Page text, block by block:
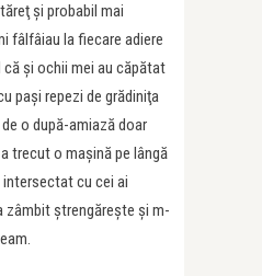
şi probabil mai
fâlfâiau la fiecare adiere
şi ochii mei au căpătat
paşi repezi de grădiniţa
o după-amiază doar
trecut o maşină pe lângă
cu cei ai
zâmbit ştrengăreşte şi m-